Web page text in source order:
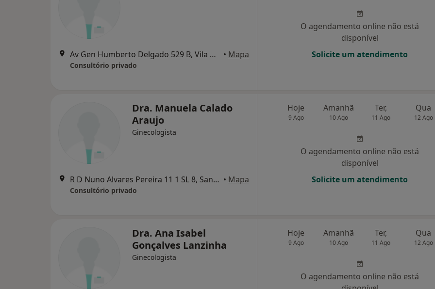
Av Gen Humberto Delgado 529 B, Vila Nova de Famalicão • Mapa
Consultório privado
O agendamento online não está
disponível
Solicite um atendimento
Dra. Manuela Calado
Araujo
Ginecologista
R D Nuno Alvares Pereira 11 1 SL 8, Santo Tirso • Mapa
Consultório privado
Hoje
9 Ago
Amanhã
10 Ago
Ter,
11 Ago
Qua
12 Ago
O agendamento online não está
disponível
Solicite um atendimento
Dra. Ana Isabel
Gonçalves Lanzinha
Ginecologista
Hoje
9 Ago
Amanhã
10 Ago
Ter,
11 Ago
Qua
12 Ago
O agendamento online não está